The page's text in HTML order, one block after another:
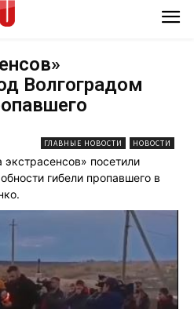
Волгоградом
ГЛАВНЫЕ НОВОСТИ НОВОСТИ
посетили
гибели пропавшего в